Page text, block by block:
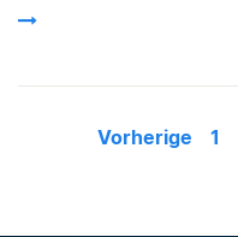
Vorherige 1